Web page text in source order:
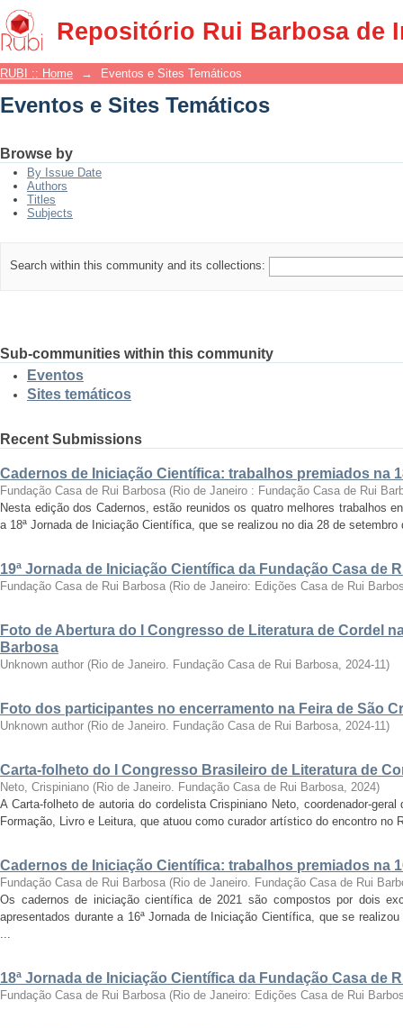
Repositório Rui Barbosa de
Eventos e Sites Temáticos
RUBI :: Home → Eventos e Sites Temáticos
Eventos e Sites Temáticos
Browse by
By Issue Date
Authors
Titles
Subjects
Search within this community and its collections:
Sub-communities within this community
Eventos
Sites temáticos
Recent Submissions
Cadernos de Iniciação Científica: trabalhos premiados na
Fundação Casa de Rui Barbosa (Rio de Janeiro : Fundação Casa de Rui
Nesta edição dos Cadernos, estão reunidos os quatro melhores trabalhos
a 18ª Jornada de Iniciação Científica, que se realizou no dia 28 de
19ª Jornada de Iniciação Científica da Fundação Casa de
Fundação Casa de Rui Barbosa (Rio de Janeiro: Edições Casa de Rui
Foto de Abertura do I Congresso de Literatura de Cordel
Barbosa
Unknown author (Rio de Janeiro. Fundação Casa de Rui Barbosa, 2024-11)
Foto dos participantes no encerramento na Feira de São
Unknown author (Rio de Janeiro. Fundação Casa de Rui Barbosa, 2024-11)
Carta-folheto do I Congresso Brasileiro de Literatura de
Neto, Crispiniano (Rio de Janeiro. Fundação Casa de Rui Barbosa, 2024)
A Carta-folheto de autoria do cordelista Crispiniano Neto, coordenador-
Formação, Livro e Leitura, que atuou como curador artístico do encontro no
Cadernos de Iniciação Científica: trabalhos premiados na
Fundação Casa de Rui Barbosa (Rio de Janeiro. Fundação Casa de Rui
Os cadernos de iniciação científica de 2021 são compostos por dois
apresentados durante a 16ª Jornada de Iniciação Científica, que se
...
18ª Jornada de Iniciação Científica da Fundação Casa de
Fundação Casa de Rui Barbosa (Rio de Janeiro: Edições Casa de Rui